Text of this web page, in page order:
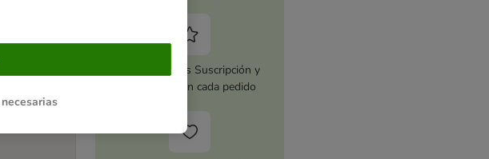
Flavour
Activa zooplus Suscripción y
ahorra 5 % en cada pedido